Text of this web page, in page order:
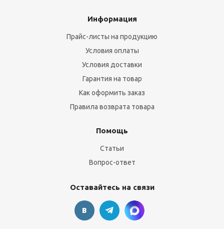
Информация
Прайс-листы на продукцию
Условия оплаты
Условия доставки
Гарантия на товар
Как оформить заказ
Правила возврата товара
Помощь
Статьи
Вопрос-ответ
Оставайтесь на связи